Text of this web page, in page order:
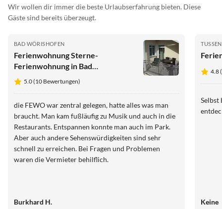
Wir wollen dir immer die beste Urlaubserfahrung bieten. Diese
Gäste sind bereits überzeugt.
BAD WÖRISHOFEN
Ferienwohnung Sterne-
Ferienwohnung in Bad
Wörishofen (Zentrum)
5.0 (10 Bewertungen)
die FEWO war zentral gelegen, hatte alles was man
braucht. Man kam fußläufig zu Musik und auch in die
Restaurants. Entspannen konnte man auch im Park.
Aber auch andere Sehenswürdigkeiten sind sehr
schnell zu erreichen. Bei Fragen und Problemen
waren die Vermieter behilflich.
Burkhard H.
4.8
Selbst
Keine